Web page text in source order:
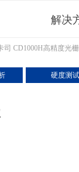
解决
司 CD1000H高精度光
硬度测试